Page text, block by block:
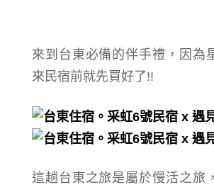
來到台東必備的伴手禮，因為
來民宿前就先買好了!!
這趟台東之旅是屬於慢活之旅